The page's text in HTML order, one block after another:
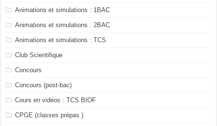
Animations et simulations : 1BAC
Animations et simulations : 2BAC
Animations et simulations : TCS
Club Scientifique
Concours
Concours (post-bac)
Cours en vidéos : TCS BIOF
CPGE (classes prépas )